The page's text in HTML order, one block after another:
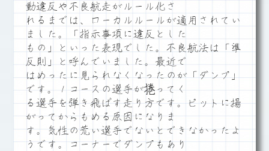
動違反や不良航走がルール化さ
れるまでは、ローカルルールが適用されてい
ました。「指示事項に違反とした
もの」といった表現でした。不良航法は「準
反則」と呼んでいました。最近で
はめったに見られなくなったのが「ダンプ」
です。１コースの選手が捲ってく
る選手を弾き飛ばす走り方です。ピットに揚
がってからもめる原因になりま
す。気性の荒い選手でないとできなかったよ
うです。コーナーでダンプもあり